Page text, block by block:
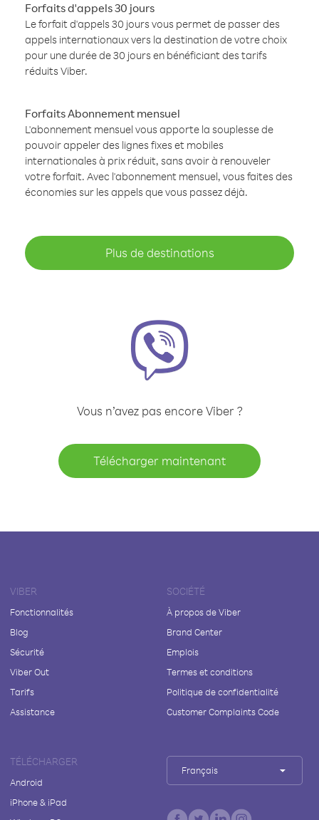
Forfaits d'appels 30 jours
Le forfait d'appels 30 jours vous permet de passer des
appels internationaux vers la destination de votre choix
pour une durée de 30 jours en bénéficiant des tarifs
réduits Viber.
Forfaits Abonnement mensuel
L'abonnement mensuel vous apporte la souplesse de
pouvoir appeler des lignes fixes et mobiles
internationales à prix réduit, sans avoir à renouveler
votre forfait. Avec l'abonnement mensuel, vous faites des
économies sur les appels que vous passez déjà.
Plus de destinations
Vous n’avez pas encore Viber ?
Télécharger maintenant
VIBER
Fonctionnalités
Blog
Sécurité
Viber Out
Tarifs
Assistance
SOCIÉTÉ
À propos de Viber
Brand Center
Emplois
Termes et conditions
Politique de confidentialité
Customer Complaints Code
TÉLÉCHARGER
Android
iPhone & iPad
Français